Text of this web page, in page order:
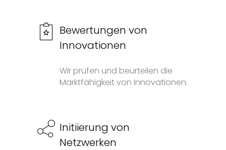
Bewertungen von
Innovationen
Wir prüfen und beurteilen die
Marktfähigkeit von Innovationen.
Initiierung von
Netzwerken